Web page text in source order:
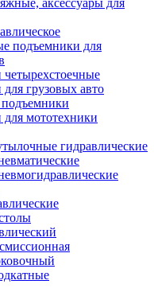
аксессуары для
подъемники для
грузовых авто
мототехники
гидравлические